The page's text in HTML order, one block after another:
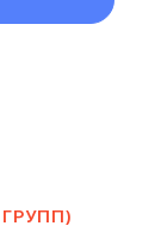
ГРУПП)